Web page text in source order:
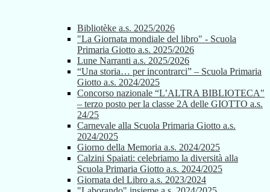
Bibliotèke a.s. 2025/2026
"La Giornata mondiale del libro" - Scuola
Primaria Giotto a.s. 2025/2026
Lune Narranti a.s. 2025/2026
“Una storia… per incontrarci” – Scuola Primaria
Giotto a.s. 2024/2025
Concorso nazionale “L’ALTRA BIBLIOTECA"
– terzo posto per la classe 2A delle GIOTTO a.s.
24/25
Carnevale alla Scuola Primaria Giotto a.s.
2024/2025
Giorno della Memoria a.s. 2024/2025
Calzini Spaiati: celebriamo la diversità alla
Scuola Primaria Giotto a.s. 2024/2025
Giornata del Libro a.s. 2023/2024